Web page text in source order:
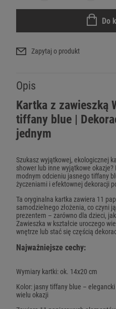
Do
Zapytaj o produkt
Opis
Kartka z zawieszką
tiffany blue |
jednym
Szukasz wyjątkowej, ekologicznej
shower lub inne wyjątkowe
modnym odcieniu jasnego tiffany
życzeniami i efektownej dekoracji
Ta oryginalna kartka zawiera 11
samodzielnego złożenia, co czyni
prezentem – zarówno dla dzieci,
Zawieszka w kształcie uroczego
wnętrze lub stać się częścią
Najważniejsze cechy:
Wymiary kartki: ok. 14x20 cm
Kolor: jasny tiffany blue –
wielu okazji